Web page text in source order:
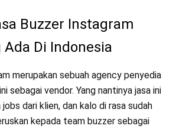
Buzzer Instagram
Ada Di Indonesia
merupakan sebuah agency penyedia
sebagai vendor. Yang nantinya jasa ini
dari klien, dan kalo di rasa sudah
kepada team buzzer sebagai